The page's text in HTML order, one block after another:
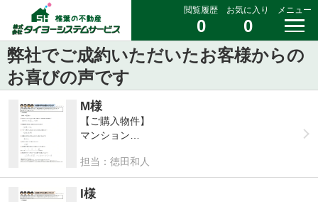
閲覧履歴
0
お気に入り
0
メニュー
弊社でご成約いただいたお客様からの
お喜びの声です
M様
【ご購入物件】
マンション
Q:㈱タイヨーシステムサービスを知って頂いたき
っかけを教えて頂けますか？
A:物件の内覧の予約
担当：徳田和人
I様